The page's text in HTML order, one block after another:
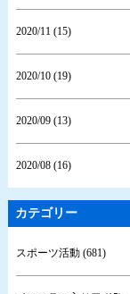
2020/11 (15)
2020/10 (19)
2020/09 (13)
2020/08 (16)
カテゴリー
スポーツ活動 (681)